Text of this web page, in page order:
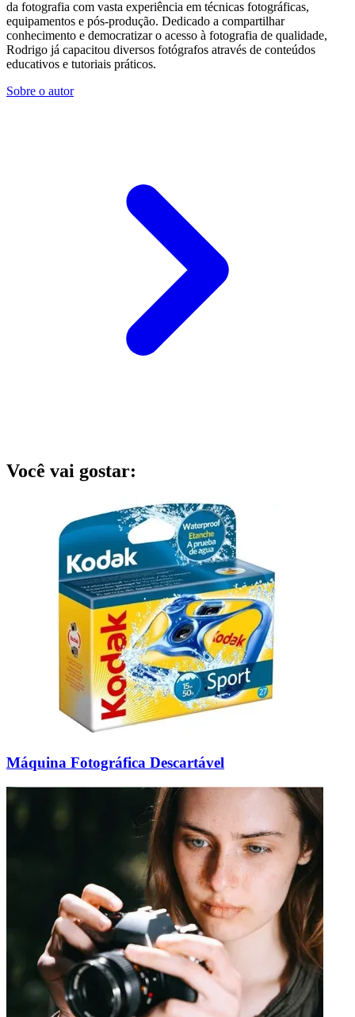
da fotografia com vasta experiência em técnicas fotográficas,
equipamentos e pós-produção. Dedicado a compartilhar
conhecimento e democratizar o acesso à fotografia de qualidade,
Rodrigo já capacitou diversos fotógrafos através de conteúdos
educativos e tutoriais práticos.
Sobre o autor
Você vai gostar:
Máquina Fotográfica Descartável